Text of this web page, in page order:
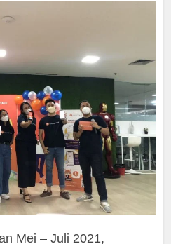
Mei – Juli 2021,